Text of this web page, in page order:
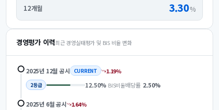
12개월 3.30%
경영평가 이력최근 경영실태평가 및 BIS 비율 변화
2025년 12월 공시 CURRENT 1.19%
2등급 12.50% BIS비율배당률 2.50%
2025년 6월공시 1.64%